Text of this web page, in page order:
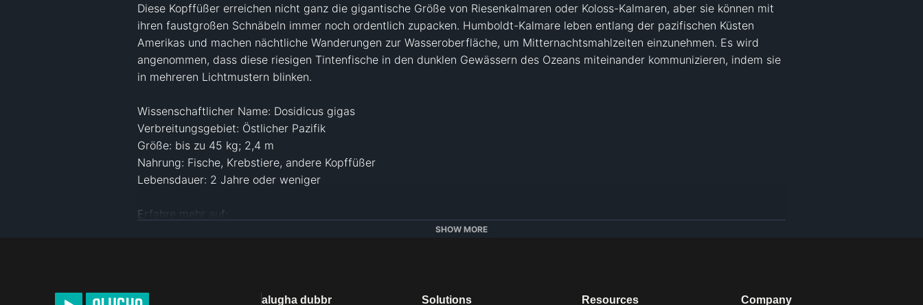
Diese Kopffüßer erreichen nicht ganz die gigantische Größe von Riesenkalmaren oder Koloss-Kalmaren, aber sie können mit
ihren faustgroßen Schnäbeln immer noch ordentlich zupacken. Humboldt-Kalmare leben entlang der pazifischen Küsten
Amerikas und machen nächtliche Wanderungen zur Wasseroberfläche, um Mitternachtsmahlzeiten einzunehmen. Es wird
angenommen, dass diese riesigen Tintenfische in den dunklen Gewässern des Ozeans miteinander kommunizieren, indem sie
in mehreren Lichtmustern blinken.
Wissenschaftlicher Name: Dosidicus gigas
Verbreitungsgebiet: Östlicher Pazifik
Größe: bis zu 45 kg; 2,4 m
Nahrung: Fische, Krebstiere, andere Kopffüßer
Lebensdauer: 2 Jahre oder weniger
Erfahre mehr auf:
SHOW MORE
alugha dubbr Solutions Resources Company